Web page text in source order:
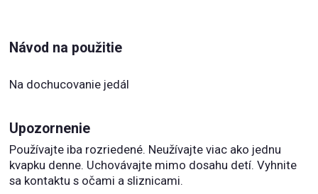
Návod na použitie
Na dochucovanie jedál
Upozornenie
Používajte iba rozriedené. Neužívajte viac ako jednu
kvapku denne. Uchovávajte mimo dosahu detí. Vyhnite
sa kontaktu s očami a sliznicami.